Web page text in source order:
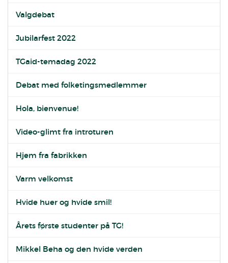
Valgdebat
Jubilarfest 2022
TGaid-temadag 2022
Debat med folketingsmedlemmer
Hola, bienvenue!
Video-glimt fra introturen
Hjem fra fabrikken
Varm velkomst
Hvide huer og hvide smil!
Årets første studenter på TG!
Mikkel Beha og den hvide verden